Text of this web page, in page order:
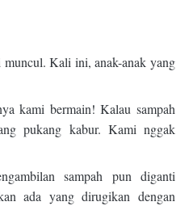
muncul. Kali ini, anak-anak yang
kami bermain! Kalau sampah
pukang kabur. Kami nggak
sampah pun diganti
ada yang dirugikan dengan